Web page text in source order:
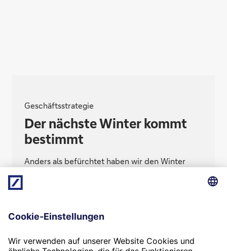
Geschäftsstrategie
Der nächste Winter kommt
bestimmt
Anders als befürchtet haben wir den Winter
Bestandsaufnahme.